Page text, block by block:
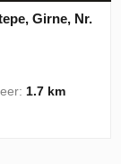
Girne, Nr.
1.7 km